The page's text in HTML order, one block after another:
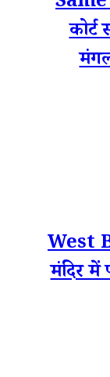
West
मंदिर में